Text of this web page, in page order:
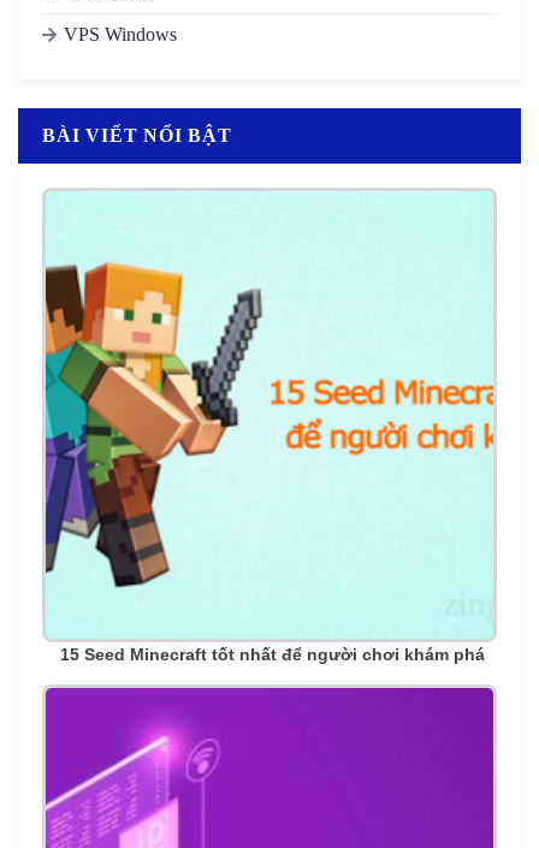
VPS Windows
BÀI VIẾT NỔI BẬT
15 Seed Minecraft tốt nhất để người chơi khám phá